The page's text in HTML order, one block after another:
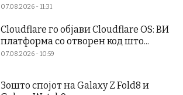
07.08.2026 - 11:31
Cloudflare го објави Cloudflare OS: ВИ
платформа со отворен код што...
07.08.2026 - 10:59
Зошто спојот на Galaxy Z Fold8 и